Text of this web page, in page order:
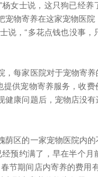
女士说，这只狗已经
物寄养在这家宠物医
说，“多花点钱也没事
每家医院对于宠物寄养
提供宠物寄养服务，收
健康问题后，宠物店没
区的一家宠物医院内的
预约满了，早在半个
节期间店内寄养的费用